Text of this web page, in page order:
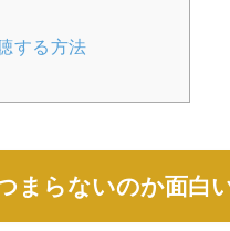
する方法
まらないのか面白